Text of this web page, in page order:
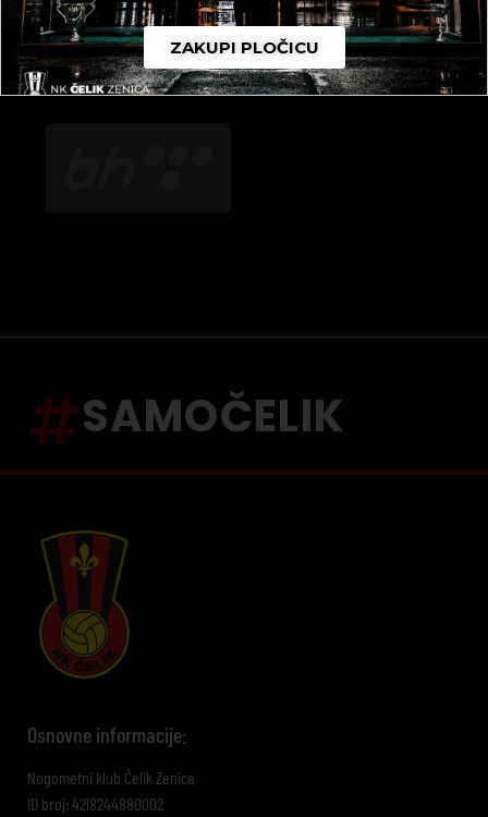
SAMOČELIK
Osnovne informacije:
Nogometni klub Čelik Zenica
ID broj: 4218244880002
ZAKUPI PLOČICU